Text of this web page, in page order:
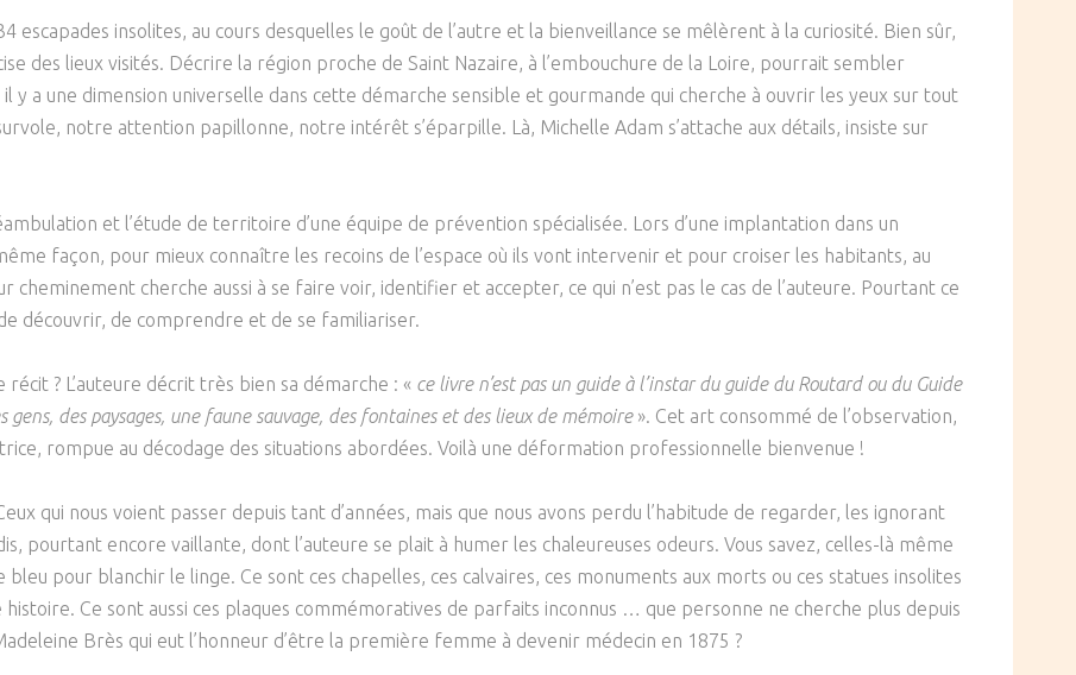
escapades insolites, au cours desquelles le goût de l’autre et la bienveillance se mêlèrent à la curiosité. Bien sûr,
des lieux visités. Décrire la région proche de Saint Nazaire, à l’embouchure de la Loire, pourrait sembler
y a une dimension universelle dans cette démarche sensible et gourmande qui cherche à ouvrir les yeux sur tout
notre attention papillonne, notre intérêt s’éparpille. Là, Michelle Adam s’attache aux détails, insiste sur
et l’étude de territoire d’une équipe de prévention spécialisée. Lors d’une implantation dans un
façon, pour mieux connaître les recoins de l’espace où ils vont intervenir et pour croiser les habitants, au
cheminement cherche aussi à se faire voir, identifier et accepter, ce qui n’est pas le cas de l’auteure. Pourtant ce
découvrir, de comprendre et de se familiariser.
? L’auteure décrit très bien sa démarche : « ce livre n’est pas un guide à l’instar du guide du Routard ou du Guide
des paysages, une faune sauvage, des fontaines et des lieux de mémoire». Cet art consommé de l’observation,
rompue au décodage des situations abordées. Voilà une déformation professionnelle bienvenue !
qui nous voient passer depuis tant d’années, mais que nous avons perdu l’habitude de regarder, les ignorant
pourtant encore vaillante, dont l’auteure se plait à humer les chaleureuses odeurs. Vous savez, celles-là même
pour blanchir le linge. Ce sont ces chapelles, ces calvaires, ces monuments aux morts ou ces statues insolites
Ce sont aussi ces plaques commémoratives de parfaits inconnus … que personne ne cherche plus depuis
Brès qui eut l’honneur d’être la première femme à devenir médecin en 1875 ?